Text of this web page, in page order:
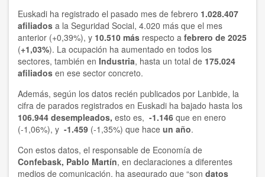
Euskadi ha registrado el pasado mes de febrero 1.028.407
afiliados a la Seguridad Social, 4.020 más que el mes
anterior (+0,39%), y 10.510 más respecto a febrero de 2025
(+1,03%). La ocupación ha aumentado en todos los
sectores, también en Industria, hasta un total de 175.024
afiliados en ese sector concreto.
Además, según los datos recién publicados por Lanbide, la
cifra de parados registrados en Euskadi ha bajado hasta los
106.944 desempleados, esto es, -1.146 que en enero
(-1,06%), y -1.459 (-1,35%) que hace un año.
Con estos datos, el responsable de Economía de
Confebask, Pablo Martín, en declaraciones a diferentes
medios de comunicación, ha asegurado que “son datos